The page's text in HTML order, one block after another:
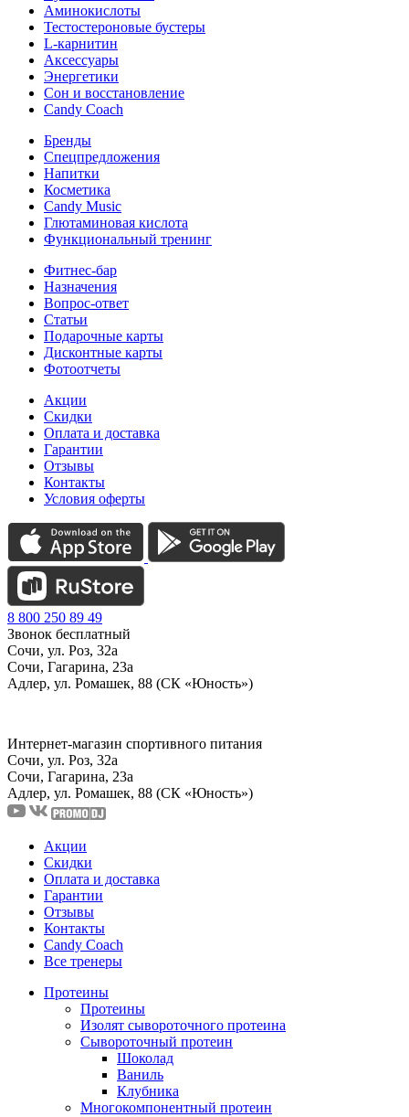
Аминокислоты
Тестостероновые бустеры
L-карнитин
Аксессуары
Энергетики
Сон и восстановление
Candy Coach
Бренды
Спецпредложения
Напитки
Косметика
Candy Music
Глютаминовая кислота
Функциональный тренинг
Фитнес-бар
Назначения
Вопрос-ответ
Статьи
Подарочные карты
Дисконтные карты
Фотоотчеты
Акции
Скидки
Оплата и доставка
Гарантии
Отзывы
Контакты
Условия оферты
8 800 250 89 49
Звонок бесплатный
Сочи, ул. Роз, 32а
Сочи, Гагарина, 23а
Адлер, ул. Ромашек, 88 (СК «Юность»)
Интернет-магазин спортивного питания
Сочи, ул. Роз, 32а
Сочи, Гагарина, 23а
Адлер, ул. Ромашек, 88 (СК «Юность»)
Акции
Скидки
Оплата и доставка
Гарантии
Отзывы
Контакты
Candy Coach
Все тренеры
Протеины
Протеины
Изолят сывороточного протеина
Сывороточный протеин
Шоколад
Ваниль
Клубника
Многокомпонентный протеин